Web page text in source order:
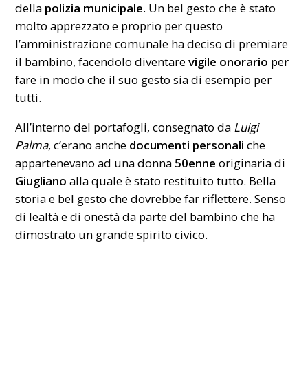
della polizia municipale. Un bel gesto che è stato
molto apprezzato e proprio per questo
l’amministrazione comunale ha deciso di premiare
il bambino, facendolo diventarevigile onorario per
fare in modo che il suo gesto sia di esempio per
tutti.
All’interno del portafogli, consegnato da Luigi
Palma, c’erano anche documenti personali che
appartenevano ad una donna 50enne originaria di
Giuglianoalla quale è stato restituito tutto. Bella
storia e bel gesto che dovrebbe far riflettere. Senso
di lealtà e di onestà da parte del bambino che ha
dimostrato un grande spirito civico.